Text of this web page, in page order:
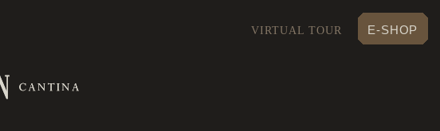
VIRTUAL TOUR E-SHOP